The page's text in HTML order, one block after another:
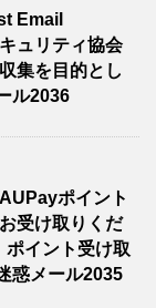
Email
ュリティ協会
集を目的とし
ル2036
ポイント
受け取りくだ
ポイント受け取
惑メール2035